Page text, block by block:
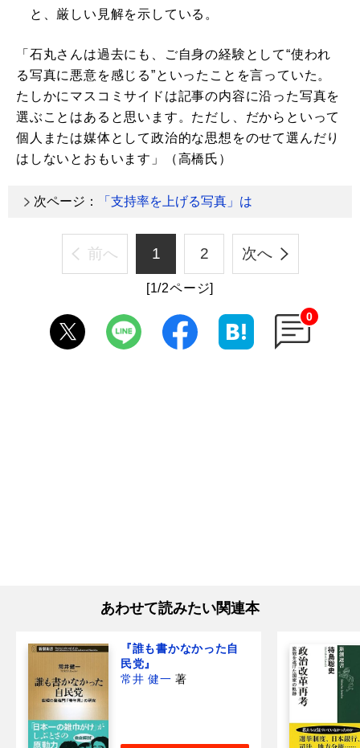
と、厳しい見解を示している。
「石丸さんは過去にも、ご自身の経験として“使われ
る写真に悪意を感じる”といったことを言っていた。
たしかにマスコミサイドは記事の内容に沿った写真を
選ぶことはあると思います。ただし、だからといって
個人または媒体として政治的な思想をのせて選んだり
はしないとおもいます」（高橋氏）
次ページ： 「支持率を上げる写真」は
前へ 1 2 次へ
[1/2ページ]
0
あわせて読みたい関連本
『誰も書かなかった自
民党』
常井 健一 著